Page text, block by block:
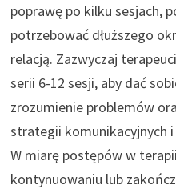
poprawę po kilku sesjach,
potrzebować dłuższego
relacją. Zazwyczaj
serii 6-12 sesji, aby dać
zrozumienie problemów
strategii komunikacyjnych
W miarę postępów w
kontynuowaniu lub